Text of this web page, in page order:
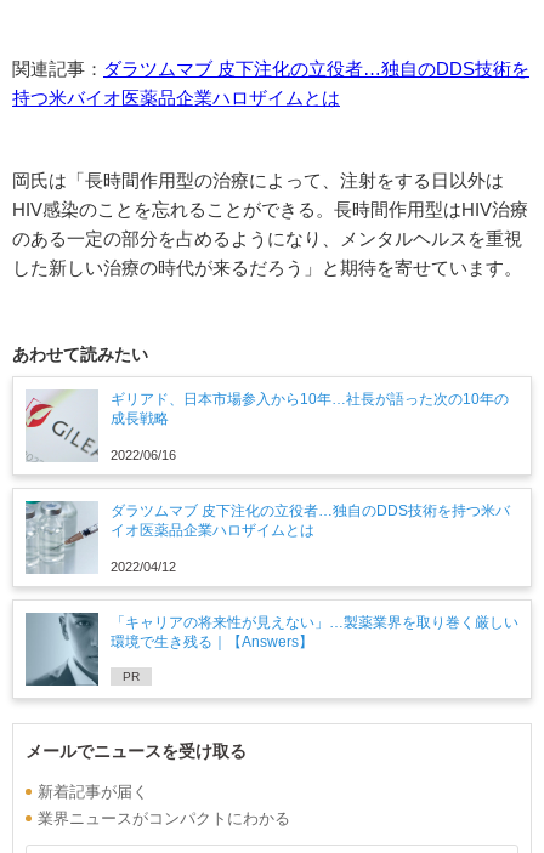
関連記事： ダラツムマブ 皮下注化の立役者…独自のDDS技術を
持つ米バイオ医薬品企業ハロザイムとは
岡氏は「長時間作用型の治療によって、注射をする日以外は
HIV感染のことを忘れることができる。長時間作用型はHIV治療
のある一定の部分を占めるようになり、メンタルヘルスを重視
した新しい治療の時代が来るだろう」と期待を寄せています。
あわせて読みたい
ギリアド、日本市場参入から10年…社長が語った次の10年の
成長戦略
2022/06/16
ダラツムマブ 皮下注化の立役者…独自のDDS技術を持つ米バ
イオ医薬品企業ハロザイムとは
2022/04/12
「キャリアの将来性が見えない」…製薬業界を取り巻く厳しい
環境で生き残る｜【Answers】
PR
メールでニュースを受け取る
新着記事が届く
業界ニュースがコンパクトにわかる